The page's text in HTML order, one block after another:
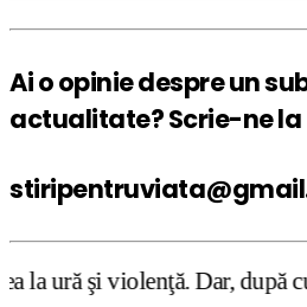
Ai o opinie despre un
actualitate? Scrie-ne la
Dar, după cum confirmă